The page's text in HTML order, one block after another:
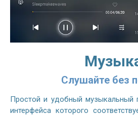
Слушайте без
Простой и удобный музыкальный
интерфейса которого